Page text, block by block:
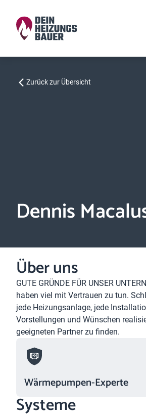
Zurück zur Übersicht
Dennis
Über uns
GUTE GRÜNDE FÜR UNSER
haben viel mit Vertrauen zu tun.
jede Heizungsanlage, jede
Vorstellungen und Wünschen
geeigneten Partner zu finden.
Wärmepumpen-Experte
Systeme